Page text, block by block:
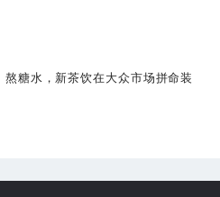
熬糖水，新茶饮在大众市场拼命装